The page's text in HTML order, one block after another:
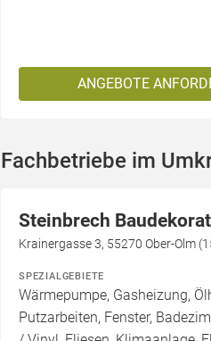
ANGEBOTE
Fachbetriebe im
Steinbrech
Krainergasse 3, 55270 Ober-Olm
SPEZIALGEBIETE
Wärmepumpe, Gasheizung,
Putzarbeiten, Fenster,